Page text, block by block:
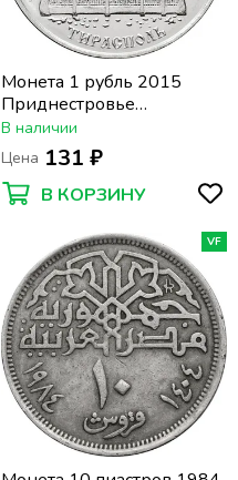
Монета 1 рубль 2015
Приднестровье
«Никольский собор
г.Тирасполь»
В наличии
Цена 131 ₽
В КОРЗИНУ
VF